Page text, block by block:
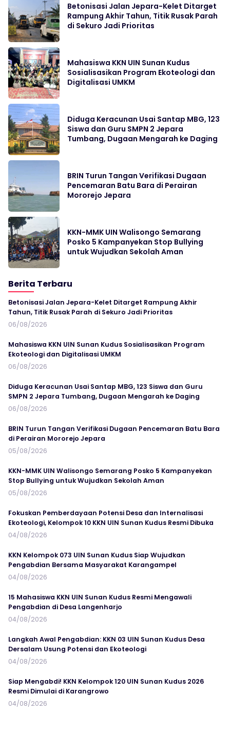
Betonisasi Jalan Jepara-Kelet Ditarget
Rampung Akhir Tahun, Titik Rusak Parah
di Sekuro Jadi Prioritas
Mahasiswa KKN UIN Sunan Kudus
Sosialisasikan Program Ekoteologi dan
Digitalisasi UMKM
Diduga Keracunan Usai Santap MBG, 123
Siswa dan Guru SMPN 2 Jepara
Tumbang, Dugaan Mengarah ke Daging
BRIN Turun Tangan Verifikasi Dugaan
Pencemaran Batu Bara di Perairan
Mororejo Jepara
KKN-MMK UIN Walisongo Semarang
Posko 5 Kampanyekan Stop Bullying
untuk Wujudkan Sekolah Aman
Berita Terbaru
Betonisasi Jalan Jepara-Kelet Ditarget Rampung Akhir
Tahun, Titik Rusak Parah di Sekuro Jadi Prioritas
06/08/2026
Mahasiswa KKN UIN Sunan Kudus Sosialisasikan Program
Ekoteologi dan Digitalisasi UMKM
06/08/2026
Diduga Keracunan Usai Santap MBG, 123 Siswa dan Guru
SMPN 2 Jepara Tumbang, Dugaan Mengarah ke Daging
06/08/2026
BRIN Turun Tangan Verifikasi Dugaan Pencemaran Batu Bara
di Perairan Mororejo Jepara
05/08/2026
KKN-MMK UIN Walisongo Semarang Posko 5 Kampanyekan
Stop Bullying untuk Wujudkan Sekolah Aman
05/08/2026
Fokuskan Pemberdayaan Potensi Desa dan Internalisasi
Ekoteologi, Kelompok 10 KKN UIN Sunan Kudus Resmi Dibuka
04/08/2026
KKN Kelompok 073 UIN Sunan Kudus Siap Wujudkan
Pengabdian Bersama Masyarakat Karangampel
04/08/2026
15 Mahasiswa KKN UIN Sunan Kudus Resmi Mengawali
Pengabdian di Desa Langenharjo
04/08/2026
Langkah Awal Pengabdian: KKN 03 UIN Sunan Kudus Desa
Dersalam Usung Potensi dan Ekoteologi
04/08/2026
Siap Mengabdi! KKN Kelompok 120 UIN Sunan Kudus 2026
Resmi Dimulai di Karangrowo
04/08/2026